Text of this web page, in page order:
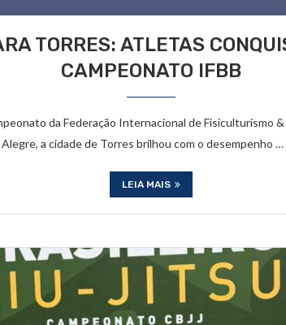
TORRES: ATLETAS
CAMPEONATO IFBB
da Federação Internacional de Fisiculturismo &
a cidade de Torres brilhou com o desempenho …
LEIA MAIS